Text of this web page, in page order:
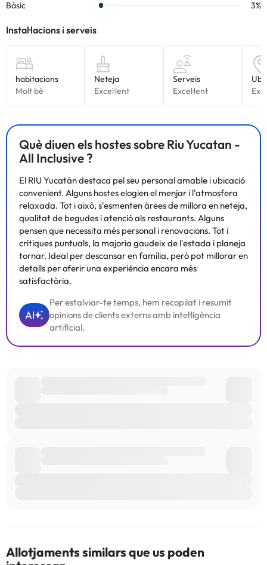
Què diuen els hostes sobre Riu Yucatan -
All Inclusive ?
El RIU Yucatán destaca pel seu personal amable i ubicació
convenient. Alguns hostes elogien el menjar i l'atmosfera
relaxada. Tot i això, s'esmenten àrees de millora en neteja,
qualitat de begudes i atenció als restaurants. Alguns
pensen que necessita més personal i renovacions. Tot i
crítiques puntuals, la majoria gaudeix de l'estada i planeja
tornar. Ideal per descansar en família, però pot millorar en
detalls per oferir una experiència encara més
satisfactòria.
AI
Per estalviar-te temps, hem recopilat i resumit
opinions de clients externs amb intel·ligència
artificial.
Allotjaments similars que us poden